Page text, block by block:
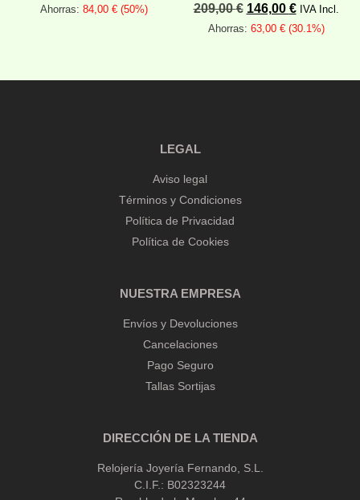
Ahorras: 84,00 € (50%)
209,00€ 146,00 € IVA Incl.
Ahorras: 63,00 € (30.1%)
LEGAL
Aviso legal
Términos y Condiciones
Política de Privacidad
Política de Cookies
NUESTRA EMPRESA
Envíos y Devoluciones
Cancelaciones
Pago Seguro
Tallas Sortijas
DIRECCIÓN DE LA TIENDA
Relojería Joyería Fernando, S.L.
C.I.F.: B02323244